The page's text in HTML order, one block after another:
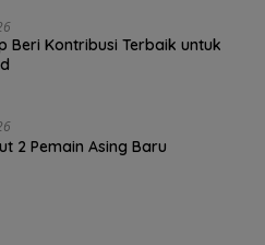
Beri Kontribusi Terbaik untuk
2 Pemain Asing Baru